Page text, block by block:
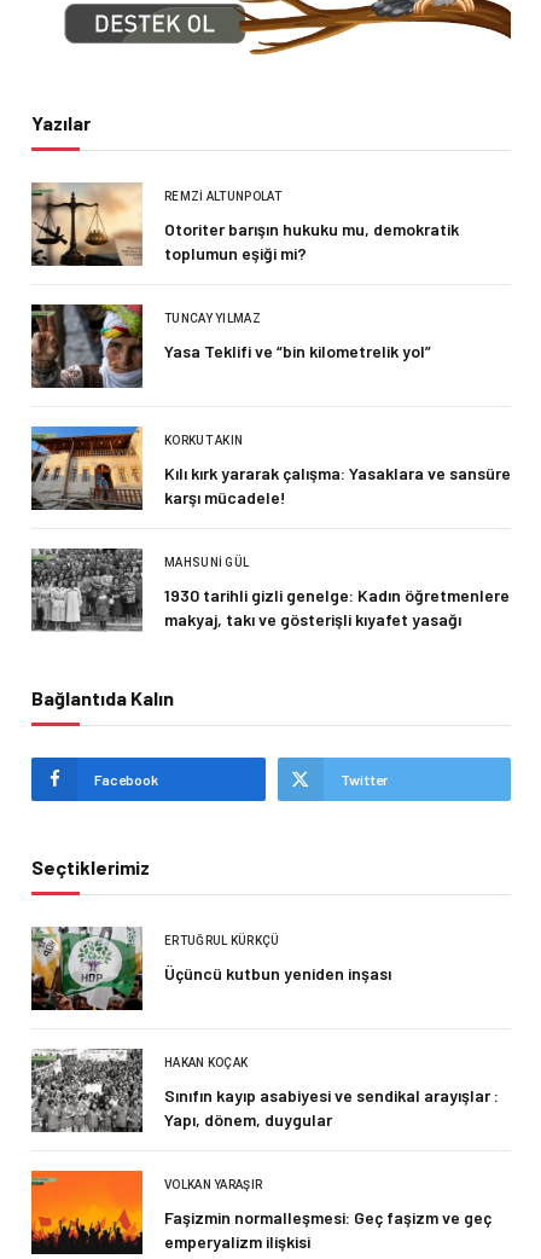
Yazılar
REMZI ALTUNPOLAT
Otoriter barışın hukuku mu, demokratik
toplumun eşiği mi?
TUNCAY YILMAZ
Yasa Teklifi ve “bin kilometrelik yol”
KORKUT AKIN
Kılı kırk yararak çalışma: Yasaklara ve sansüre
karşı mücadele!
MAHSUNI GÜL
1930 tarihli gizli genelge: Kadın öğretmenlere
makyaj, takı ve gösterişli kıyafet yasağı
Bağlantıda Kalın
Facebook Twitter
Seçtiklerimiz
ERTUĞRUL KÜRKÇÜ
Üçüncü kutbun yeniden inşası
HAKAN KOÇAK
Sınıfın kayıp asabiyesi ve sendikal arayışlar :
Yapı, dönem, duygular
VOLKAN YARAŞIR
Faşizmin normalleşmesi: Geç faşizm ve geç
emperyalizm ilişkisi